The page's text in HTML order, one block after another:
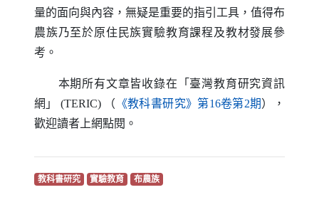
量的面向與內容，無疑是重要的指引工具，值得布
農族乃至於原住民族實驗教育課程及教材發展參
考。
本期所有文章皆收錄在「臺灣教育研究資訊
網」(TERIC) （ 《教科書研究》第16卷第2期（另開新
），
歡迎讀者上網點閱。
教科書研究（另開新視窗）
實驗教育（另開新視窗）
布農族（另開新視窗）